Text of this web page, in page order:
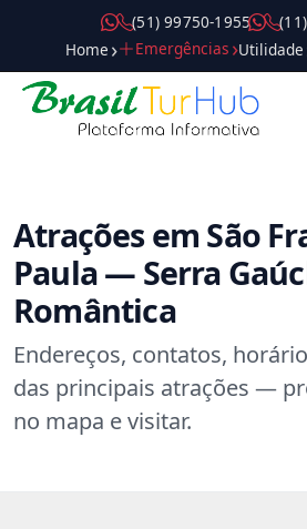
( 5 1 ) 9 9 7 5 0 - 1 9 5 5
( 1 1
Home
Emergências Utilidade
Atrações em São
Paula — Serra
Romântica
Endereços, contatos,
das principais atrações —
no mapa e visitar.